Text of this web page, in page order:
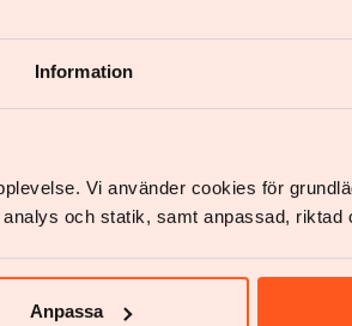
Information
Vi använder cookies för
och statik, samt anpassad, riktad
Anpassa
livsstil
De kan hjælpe med struktur,
vurdering eller
valgfri støtte i et større
der fungerer i det virkelige
Yazen